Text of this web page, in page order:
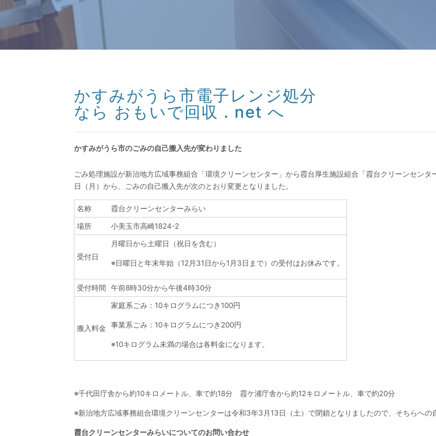
かすみがうら市電子レンジ処分
なら おもいで回収 . net へ
かすみがうら市のごみの自己搬入先が変わりました
ごみ処理施設が新治地方広域事務組合「環境クリーンセンター」から霞台厚生施設組合「霞台クリーンセン
日（月）から、ごみの自己搬入先が次のとおり変更となりました。
名称
霞台クリーンセンターみらい
場所
小美玉市高崎1824-2
受付日
月曜日から土曜日（祝日を含む）
※日曜日と年末年始（12月31日から1月3日まで）の受付はお休みです。
受付時間 午前8時30分から午後4時30分
搬入料金
家庭系ごみ：10キログラムにつき100円
事業系ごみ：10キログラムにつき200円
※10キログラム未満の場合は各料金になります。
※千代田庁舎から約10キロメートル、車で約18分 霞ケ浦庁舎から約12キロメートル、車で約20分
※新治地方広域事務組合環境クリーンセンターは令和3年3月13日（土）で閉鎖となりましたので、そちらへの
霞台クリーンセンターみらいについてのお問い合わせ